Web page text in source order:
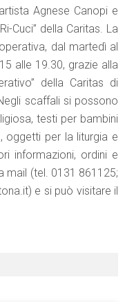
Agnese Canopi e
Cuci” della Caritas. La
dal martedì al
alle 19.30, grazie alla
della Caritas di
scaffali si possono
testi per bambini
oggetti per la liturgia e
informazioni, ordini e
mail (tel. 0131 861125;
e si può visitare il